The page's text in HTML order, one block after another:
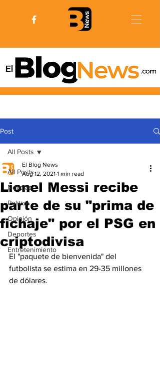
Post
All Posts
Noticias
Politica
Opinión
Deportes
Entretenimiento
All Posts
Lionel Messi recibe
parte de su "prima de
fichaje" por el PSG en
criptodivisa
El Blog News
Aug 12, 2021 1 min read
El "paquete de bienvenida" del
futbolista se estima en 29-35 millones
de dólares.